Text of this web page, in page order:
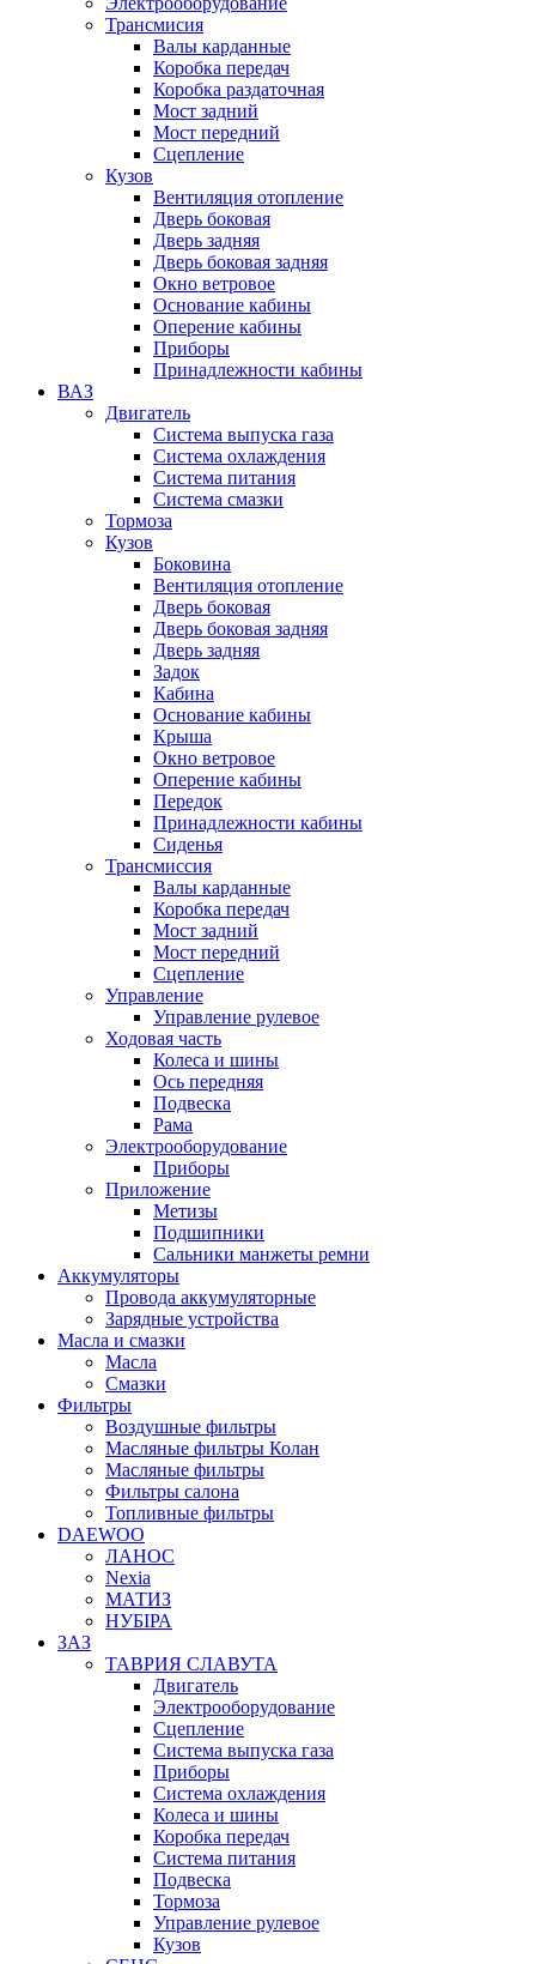
Трансмисия
Валы карданные
Коробка передач
Коробка раздаточная
Мост задний
Мост передний
Сцепление
Кузов
Вентиляция отопление
Дверь боковая
Дверь задняя
Дверь боковая задняя
Окно ветровое
Основание кабины
Оперение кабины
Приборы
Принадлежности кабины
ВАЗ
Двигатель
Система выпуска газа
Система охлаждения
Система питания
Система смазки
Тормоза
Кузов
Боковина
Вентиляция отопление
Дверь боковая
Дверь боковая задняя
Дверь задняя
Задок
Кабина
Основание кабины
Крыша
Окно ветровое
Оперение кабины
Передок
Принадлежности кабины
Сиденья
Трансмиссия
Валы карданные
Коробка передач
Мост задний
Мост передний
Сцепление
Управление
Управление рулевое
Ходовая часть
Колеса и шины
Ось передняя
Подвеска
Рама
Электрооборудование
Приборы
Приложение
Метизы
Подшипники
Сальники манжеты ремни
Аккумуляторы
Провода аккумуляторные
Зарядные устройства
Масла и смазки
Масла
Смазки
Фильтры
Воздушные фильтры
Масляные фильтры Колан
Масляные фильтры
Фильтры салона
Топливные фильтры
DAEWOO
ЛАНОС
Nexia
МАТИЗ
НУБІРА
ЗАЗ
ТАВРИЯ СЛАВУТА
Двигатель
Электрооборудование
Сцепление
Система выпуска газа
Приборы
Система охлаждения
Колеса и шины
Коробка передач
Система питания
Подвеска
Тормоза
Управление рулевое
Кузов